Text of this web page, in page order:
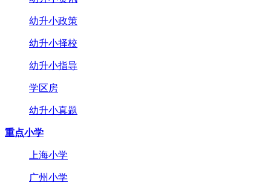
幼升小政策
幼升小择校
幼升小指导
学区房
幼升小真题
重点小学
上海小学
广州小学